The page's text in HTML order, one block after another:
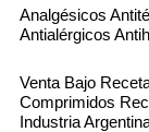
Analgésicos
Antialérgicos
Venta Bajo
Comprimidos
Industria